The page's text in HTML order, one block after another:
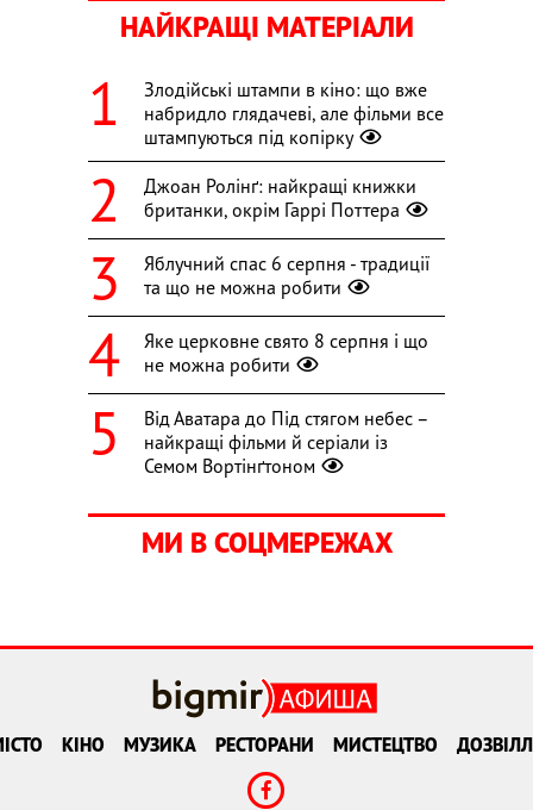
НАЙКРАЩІ МАТЕРІАЛИ
Злодійські штампи в кіно: що вже
набридло глядачеві, але фільми все
штампуються під копірку
Джоан Ролінґ: найкращі книжки
британки, окрім Гаррі Поттера
Яблучний спас 6 серпня - традиції
та що не можна робити
Яке церковне свято 8 серпня і що
не можна робити
Від Аватара до Під стягом небес –
найкращі фільми й серіали із
Семом Вортінґтоном
МИ В СОЦМЕРЕЖАХ
КІНО МУЗИКА РЕСТОРАНИ МИСТЕЦТВО